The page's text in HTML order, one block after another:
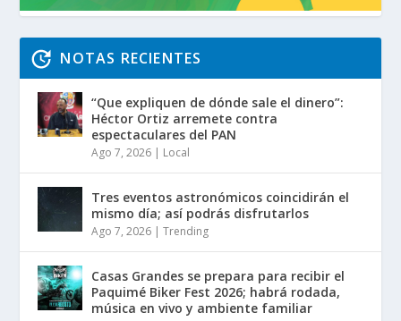
NOTAS RECIENTES
“Que expliquen de dónde sale el dinero”:
Héctor Ortiz arremete contra
espectaculares del PAN
Ago 7, 2026 | Local
Tres eventos astronómicos coincidirán el
mismo día; así podrás disfrutarlos
Ago 7, 2026 |Trending
Casas Grandes se prepara para recibir el
Paquimé Biker Fest 2026; habrá rodada,
música en vivo y ambiente familiar